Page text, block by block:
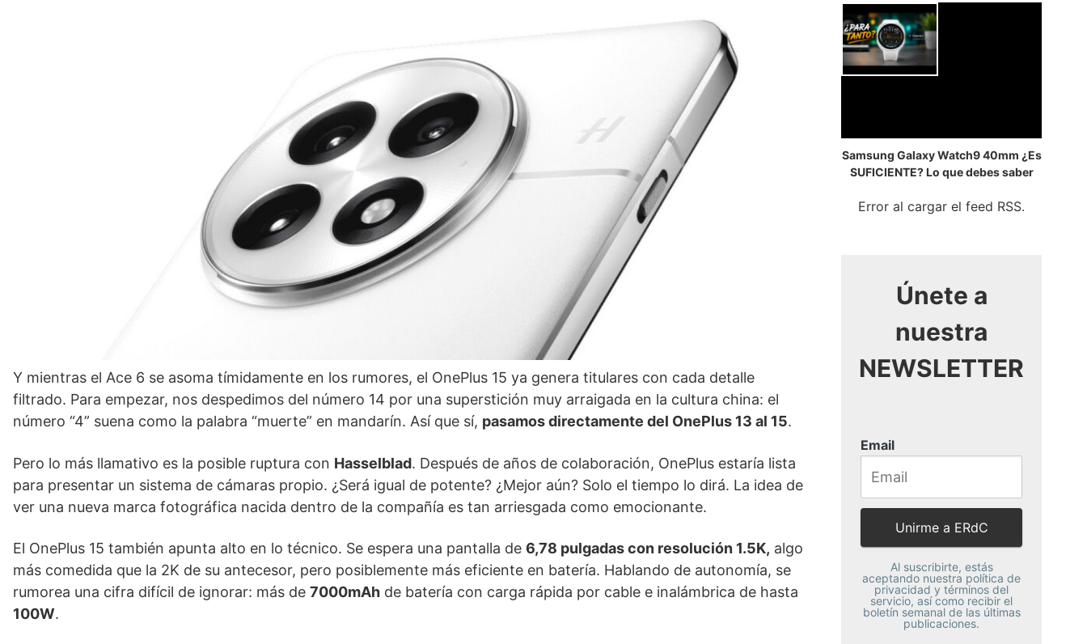
Y mientras el Ace 6 se asoma tímidamente en los rumores, el OnePlus 15 ya genera titulares con cada detalle
filtrado. Para empezar, nos despedimos del número 14 por una superstición muy arraigada en la cultura china: el
número “4” suena como la palabra “muerte” en mandarín. Así que sí, pasamos directamente del OnePlus 13 al 15.
Pero lo más llamativo es la posible ruptura con Hasselblad. Después de años de colaboración, OnePlus estaría lista
para presentar un sistema de cámaras propio. ¿Será igual de potente? ¿Mejor aún? Solo el tiempo lo dirá. La idea de
ver una nueva marca fotográfica nacida dentro de la compañía es tan arriesgada como emocionante.
El OnePlus 15 también apunta alto en lo técnico. Se espera una pantalla de 6,78 pulgadas con resolución 1.5K, algo
más comedida que la 2K de su antecesor, pero posiblemente más eficiente en batería. Hablando de autonomía, se
rumorea una cifra difícil de ignorar: más de 7000mAh de batería con carga rápida por cable e inalámbrica de hasta
100W.
Samsung Galaxy Watch9 40mm ¿Es
SUFICIENTE? Lo que debes saber
Error al cargar el feed RSS.
Únete a
nuestra
NEWSLETTER
Email
Al suscribirte, estás
aceptando nuestra política de
privacidad y términos del
servicio, así como recibir el
boletín semanal de las últimas
publicaciones.